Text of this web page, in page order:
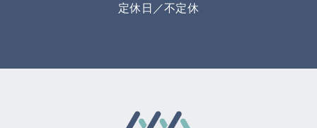
定休日／不定休